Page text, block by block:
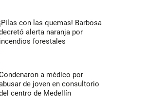
¡Pilas con las quemas! Barbosa
alerta naranja por
incendios forestales
a médico por
de joven en consultorio
centro de Medellín